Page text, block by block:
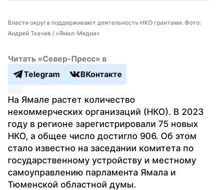
Власти округа поддерживают деятельность НКО грантами. Фото:
Андрей Ткачев / «Ямал-Медиа»
Читать «Север-Пресс» в
Telegram
ВКонтакте
На Ямале растет количество
некоммерческих организаций (НКО). В 2023
году в регионе зарегистрировали 75 новых
НКО, а общее число достигло 906. Об этом
стало известно на заседании комитета по
государственному устройству и местному
самоуправлению парламента Ямала и
Тюменской областной думы.